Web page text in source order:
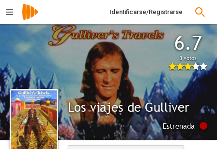
Identificarse/Registrarse
6.7
3 votos
Los viajes de Gulliver
Estrenada